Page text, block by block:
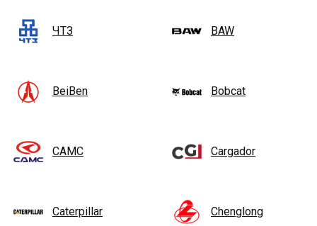
ЧТЗ BAW
BeiBen Bobcat
CAMC Cargador
Caterpillar Chenglong